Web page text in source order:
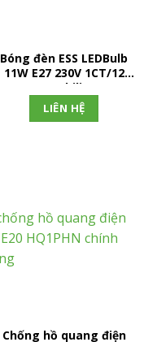
Bóng đèn ESS LEDBulb
11W E27 230V 1CT/12
APR Philips
LIÊN HỆ
Chống hồ quang điện